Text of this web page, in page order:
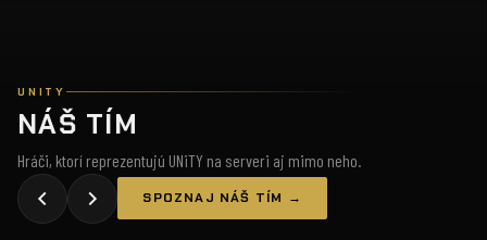
UNITY
NÁŠ TÍM
Hráči, ktorí reprezentujú UNiTY na serveri aj mimo neho.
SPOZNAJ NÁŠ TÍM →